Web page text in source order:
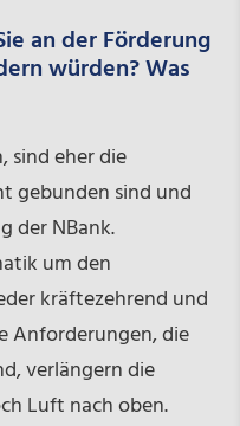
an der Förderung
würden? Was
sind eher die
gebunden sind und
der NBank.
um den
kräftezehrend und
Anforderungen, die
verlängern die
Luft nach oben.